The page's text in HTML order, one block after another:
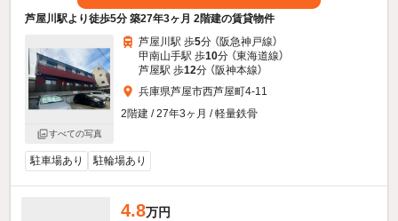
芦屋川駅より徒歩5分 築27年3ヶ月 2階建の賃貸物件
すべての写真
芦屋川駅 歩5分 （阪急神戸線）
甲南山手駅 歩10分 （東海道線）
芦屋駅 歩12分 （阪神本線）
兵庫県芦屋市西芦屋町4-11
2階建 / 27年3ヶ月 / 軽量鉄骨
駐車場あり 駐輪場あり
4.8万円